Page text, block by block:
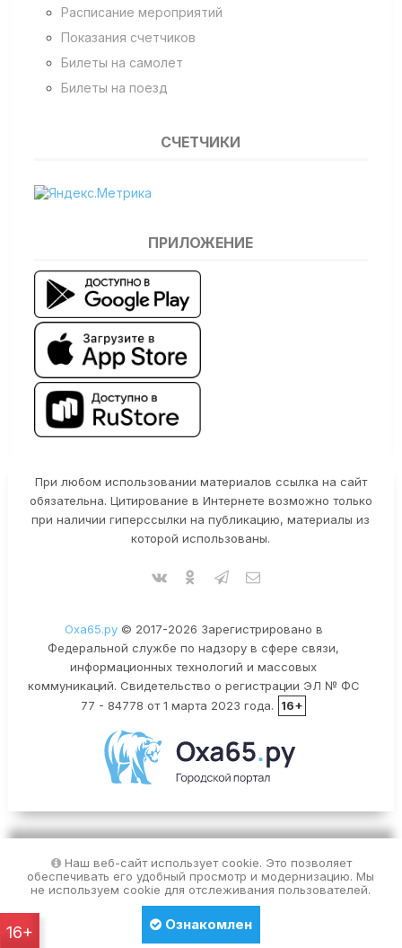
Расписание мероприятий
Показания счетчиков
Билеты на самолет
Билеты на поезд
СЧЕТЧИКИ
ПРИЛОЖЕНИЕ
При любом использовании материалов ссылка на сайт
обязательна. Цитирование в Интернете возможно только
при наличии гиперссылки на публикацию, материалы из
которой использованы.
Оха65.ру© 2017-2026 Зарегистрировано в
Федеральной службе по надзору в сфере связи,
информационных технологий и массовых
коммуникаций. Свидетельство о регистрации ЭЛ № ФС
77 - 84778 от 1 марта 2023 года.
16+
Наш веб-сайт использует cookie. Это позволяет
обеспечивать его удобный просмотр и модернизацию. Мы
не используем cookie для отслеживания пользователей.
Ознакомлен
16+